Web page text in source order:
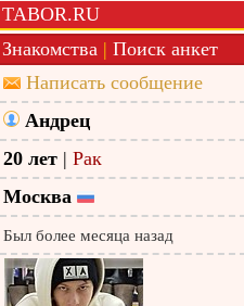
TABOR.RU
Знакомства | Поиск анкет
Написать сообщение
Андрец
20 лет | Рак
Москва
Был более месяца назад